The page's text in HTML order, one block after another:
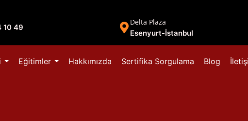
10 49
Delta Plaza
Esenyurt-İstanbul
Eğitimler Hakkımızda Sertifika Sorgulama Blog